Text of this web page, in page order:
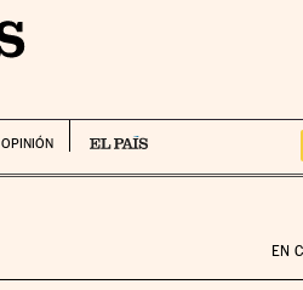
OPINIÓN
EN